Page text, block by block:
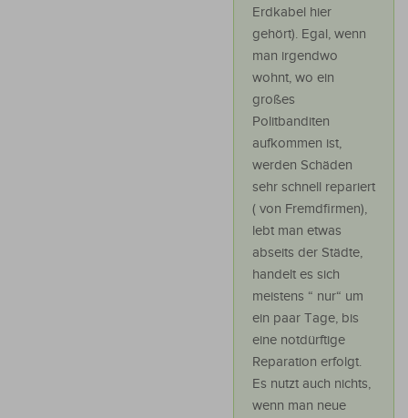
Erdkabel hier
gehört). Egal, wenn
man irgendwo
wohnt, wo ein
großes
Politbanditen
aufkommen ist,
werden Schäden
sehr schnell repariert
( von Fremdfirmen),
lebt man etwas
abseits der Städte,
handelt es sich
meistens “ nur“ um
ein paar Tage, bis
eine notdürftige
Reparation erfolgt.
Es nutzt auch nichts,
wenn man neue